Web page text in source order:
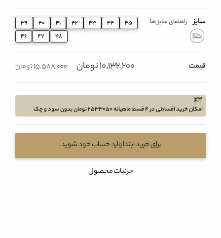
سایز راهنمای سایز ها 39 40 42 43 44
45
46
47 48
قیمت 10,132,200 تومان 15,588,000 تومان
امکان خرید اقساطی در 4 قسط ماهیانه 2533050 تومان بدون سود و چک
برای خرید ابتدا وارد حساب خود شوید.
جزئیات محصول